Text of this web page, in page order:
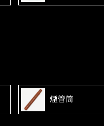
煙管筒